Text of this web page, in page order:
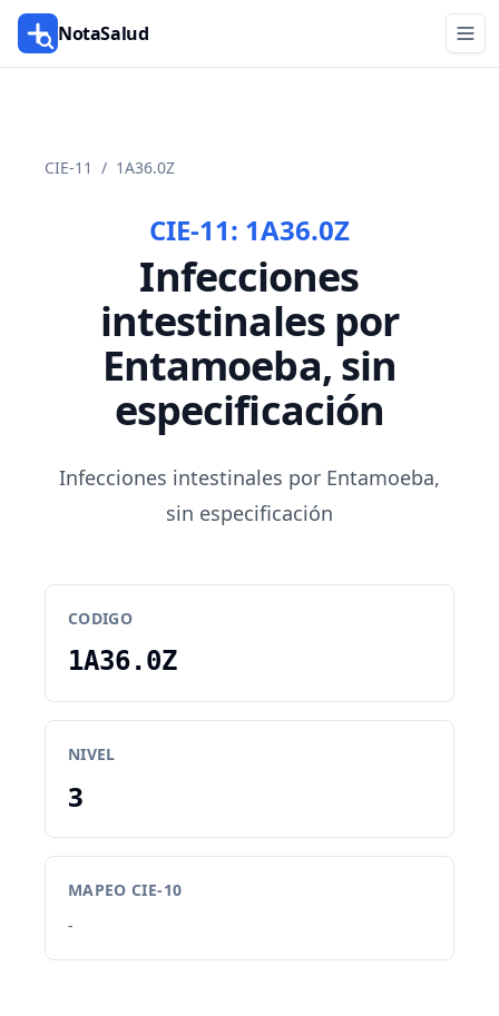
NotaSalud
CIE-11 / 1A36.0Z
CIE-11: 1A36.0Z
Infecciones
intestinales por
Entamoeba, sin
especificación
Infecciones intestinales por Entamoeba,
sin especificación
CODIGO
1A36.0Z
NIVEL
3
MAPEO CIE-10
-